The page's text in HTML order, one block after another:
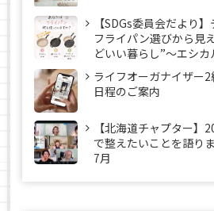
【SDGs委員会だより
フライパン選びから見
どいい暮らし”～エシカ
ライフオーガナイザー
日程のご案内
【北海道チャプター】
で整えたいことを語り
7月